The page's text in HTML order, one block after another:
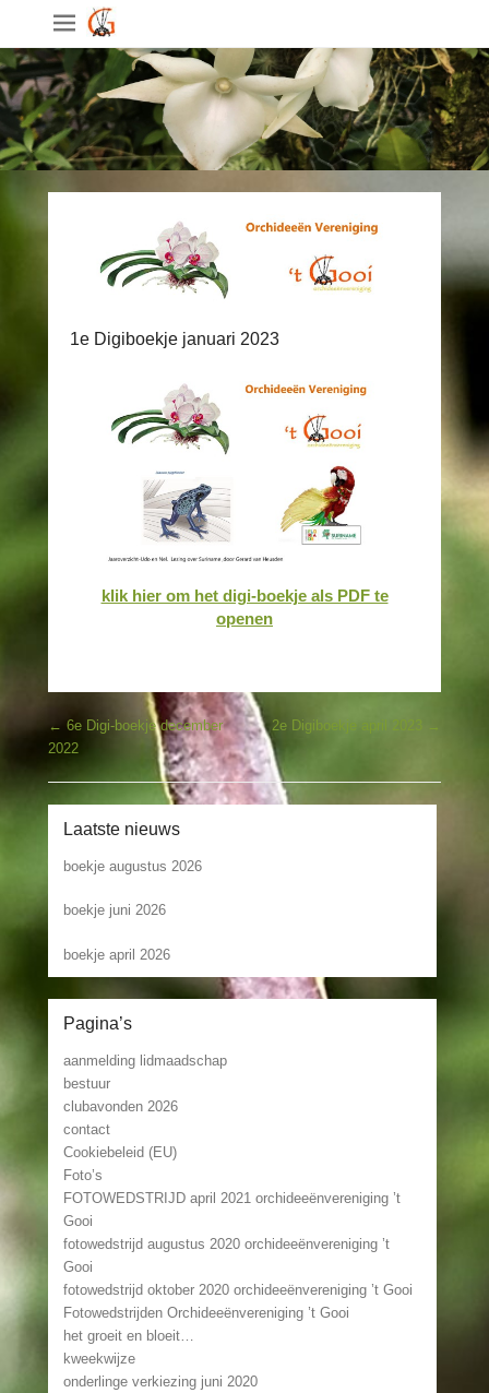
1e Digiboekje januari 2023
klik hier om het digi-boekje als PDF te
openen
Bericht navigatie
← 6e Digi-boekje december
2022
2e Digiboekje april 2023 →
Laatste nieuws
boekje augustus 2026
boekje juni 2026
boekje april 2026
Pagina’s
aanmelding lidmaadschap
bestuur
clubavonden 2026
contact
Cookiebeleid (EU)
Foto’s
FOTOWEDSTRIJD april 2021 orchideeënvereniging ’t
Gooi
fotowedstrijd augustus 2020 orchideeënvereniging ’t
Gooi
fotowedstrijd oktober 2020 orchideeënvereniging ’t Gooi
Fotowedstrijden Orchideeënvereniging ’t Gooi
het groeit en bloeit…
kweekwijze
onderlinge verkiezing juni 2020